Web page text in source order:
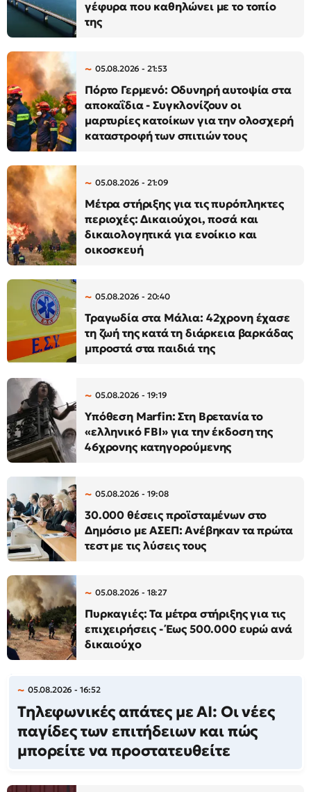
γέφυρα που καθηλώνει με το τοπίο
της
05.08.2026 - 21:53
Πόρτο Γερμενό: Οδυνηρή αυτοψία στα
αποκαΐδια - Συγκλονίζουν οι
μαρτυρίες κατοίκων για την ολοσχερή
καταστροφή των σπιτιών τους
05.08.2026 - 21:09
Μέτρα στήριξης για τις πυρόπληκτες
περιοχές: Δικαιούχοι, ποσά και
δικαιολογητικά για ενοίκιο και
οικοσκευή
05.08.2026 - 20:40
Τραγωδία στα Μάλια: 42χρονη έχασε
τη ζωή της κατά τη διάρκεια βαρκάδας
μπροστά στα παιδιά της
05.08.2026 - 19:19
Υπόθεση Marfin: Στη Βρετανία το
«ελληνικό FBI» για την έκδοση της
46χρονης κατηγορούμενης
05.08.2026 - 19:08
30.000 θέσεις προϊσταμένων στο
Δημόσιο με ΑΣΕΠ: Ανέβηκαν τα πρώτα
τεστ με τις λύσεις τους
05.08.2026 - 18:27
Πυρκαγιές: Τα μέτρα στήριξης για τις
επιχειρήσεις - Έως 500.000 ευρώ ανά
δικαιούχο
05.08.2026 - 16:52
Τηλεφωνικές απάτες με AI: Οι νέες
παγίδες των επιτήδειων και πώς
μπορείτε να προστατευθείτε